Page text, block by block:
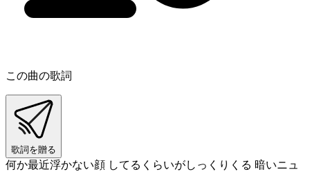
この曲の歌詞
歌詞を贈る
何か最近浮かない顔 してるくらいがしっくりくる 暗いニュ